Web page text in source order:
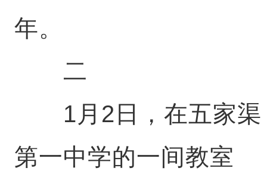
年。
二
1月2日，在五家渠
第一中学的一间教室